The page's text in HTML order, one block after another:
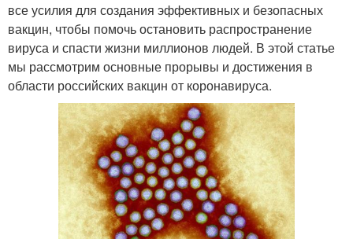
все усилия для создания эффективных и безопасных
вакцин, чтобы помочь остановить распространение
вируса и спасти жизни миллионов людей. В этой статье
мы рассмотрим основные прорывы и достижения в
области российских вакцин от коронавируса.